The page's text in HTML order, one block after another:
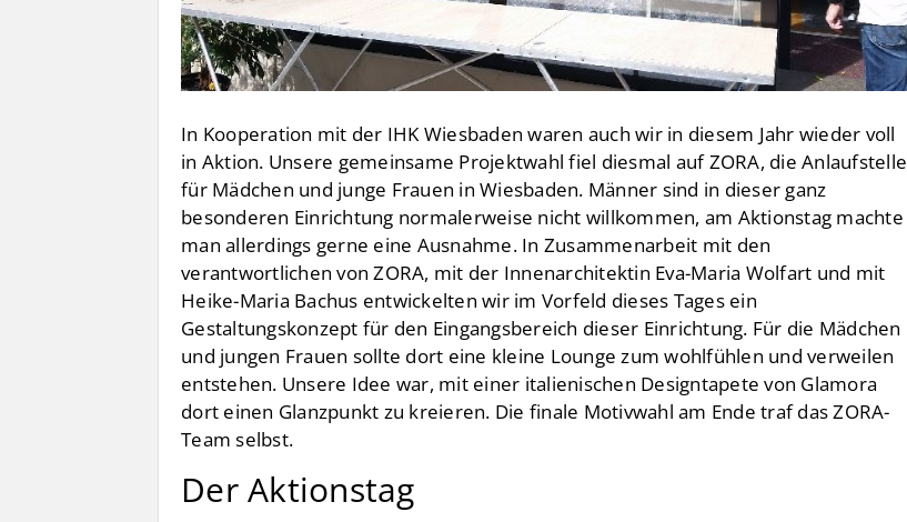
In Kooperation mit der IHK Wiesbaden waren auch wir in diesem Jahr wieder voll
in Aktion. Unsere gemeinsame Projektwahl fiel diesmal auf ZORA, die Anlaufstelle
für Mädchen und junge Frauen in Wiesbaden. Männer sind in dieser ganz
besonderen Einrichtung normalerweise nicht willkommen, am Aktionstag machte
man allerdings gerne eine Ausnahme. In Zusammenarbeit mit den
verantwortlichen von ZORA, mit der Innenarchitektin Eva-Maria Wolfart und mit
Heike-Maria Bachus entwickelten wir im Vorfeld dieses Tages ein
Gestaltungskonzept für den Eingangsbereich dieser Einrichtung. Für die Mädchen
und jungen Frauen sollte dort eine kleine Lounge zum wohlfühlen und verweilen
entstehen. Unsere Idee war, mit einer italienischen Designtapete von Glamora
dort einen Glanzpunkt zu kreieren. Die finale Motivwahl am Ende traf das ZORA-
Team selbst.
Der Aktionstag